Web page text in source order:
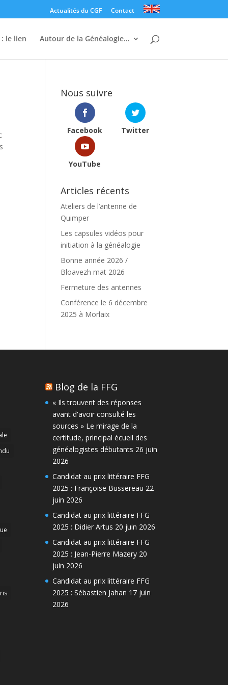
Actualités du CGF Contact
: le lien Autour de la Généalogie…
Nous suivre
Facebook Twitter
YouTube
Articles récents
Ateliers de l’antenne de
Quimper
Les capsules vidéos pour
initiation à la généalogie
Bonne année 2026 /
Bloavezh mat 2026
Fermeture des antennes
Conférence le 6 décembre
2025 à Morlaix
Blog de la FFG
« Ils trouvent des réponses
avant d'avoir consulté les
sources » Le mirage de la
certitude, principal écueil des
généalogistes débutants 26 juin
2026
Candidat au prix littéraire FFG
2025 : Françoise Bussereau 22
juin 2026
Candidat au prix littéraire FFG
2025 : Didier Artus 20 juin 2026
Candidat au prix littéraire FFG
2025 : Jean-Pierre Mazery 20
juin 2026
Candidat au prix littéraire FFG
2025 : Sébastien Jahan 17 juin
2026